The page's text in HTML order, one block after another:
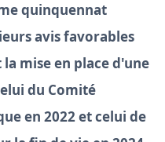
quinquennat
avis favorables
mise en place d'une
du Comité
en 2022 et celui de